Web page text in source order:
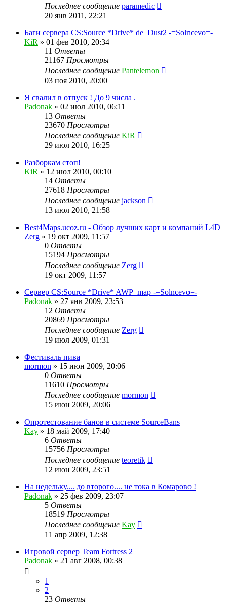
Последнее сообщение paramedic
20 янв 2011, 22:21
Баги сервера CS:Source *Drive* de_Dust2 -=Solncevo=-
KiR » 01 фев 2010, 20:34
11 Ответы
21167 Просмотры
Последнее сообщение Pantelemon
03 ноя 2010, 20:00
Я свалил в отпуск ! До 9 числа .
Padonak » 02 июл 2010, 06:11
13 Ответы
23670 Просмотры
Последнее сообщение KiR
29 июл 2010, 16:25
Разборкам стоп!
KiR » 12 июл 2010, 00:10
14 Ответы
27618 Просмотры
Последнее сообщение jackson
13 июл 2010, 21:58
Best4Maps.ucoz.ru - Обзор лучших карт и компаний L4D
Zerg » 19 окт 2009, 11:57
0 Ответы
15194 Просмотры
Последнее сообщение Zerg
19 окт 2009, 11:57
Сервер CS:Source *Drive* AWP_map -=Solncevo=-
Padonak » 27 янв 2009, 23:53
12 Ответы
20869 Просмотры
Последнее сообщение Zerg
19 июл 2009, 01:31
Фестиваль пива
mormon » 15 июн 2009, 20:06
0 Ответы
11610 Просмотры
Последнее сообщение mormon
15 июн 2009, 20:06
Опротестование банов в системе SourceBans
Kay » 18 май 2009, 17:40
6 Ответы
15756 Просмотры
Последнее сообщение teoretik
12 июн 2009, 23:51
На недельку.... до второго.... не тока в Комарово !
Padonak » 25 фев 2009, 23:07
5 Ответы
18519 Просмотры
Последнее сообщение Kay
11 апр 2009, 12:38
Игровой сервер Team Fortress 2
Padonak » 21 авг 2008, 00:38
1
2
23 Ответы